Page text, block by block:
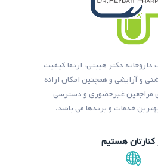
دکتر هیبتی، ارتقا کیفیت
و آرایشی و همچنین امکان ارائه
مراجعین غیرحضوری و دسترسی
خدمات و برندها می باشد.
کنارتان هستیم